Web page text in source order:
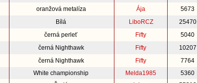
oranžová metalíza Ája 5673
Bílá LiboRCZ 25470
černá perleť Fifty 5040
černá Nighthawk Fifty 10207
černá Nighthawk Fifty 7764
White championship Melda1985 5360